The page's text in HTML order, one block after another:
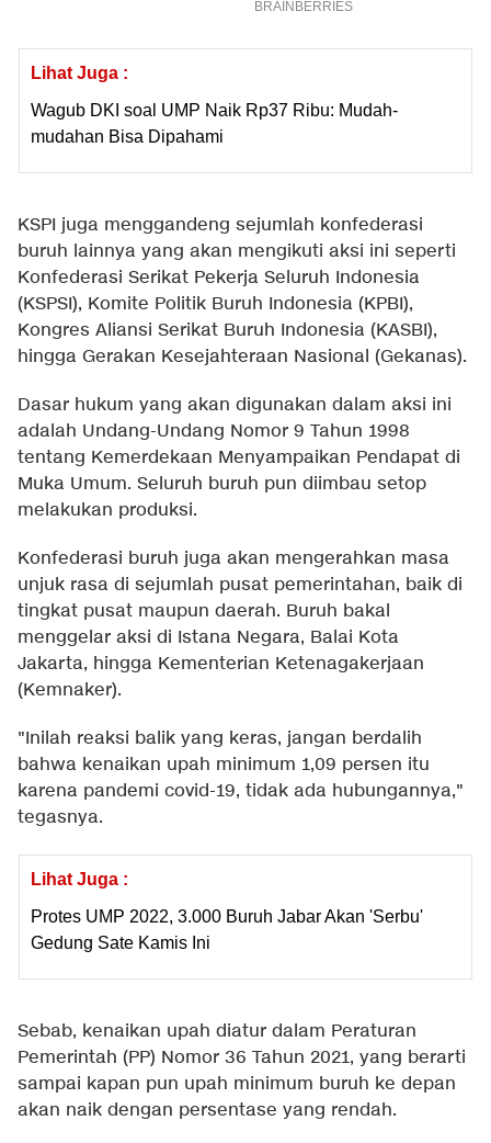
Lihat Juga :
Wagub DKI soal UMP Naik Rp37 Ribu: Mudah-
mudahan Bisa Dipahami
KSPI juga menggandeng sejumlah konfederasi
buruh lainnya yang akan mengikuti aksi ini seperti
Konfederasi Serikat Pekerja Seluruh Indonesia
(KSPSI), Komite Politik Buruh Indonesia (KPBI),
Kongres Aliansi Serikat Buruh Indonesia (KASBI),
hingga Gerakan Kesejahteraan Nasional (Gekanas).
Dasar hukum yang akan digunakan dalam aksi ini
adalah Undang-Undang Nomor 9 Tahun 1998
tentang Kemerdekaan Menyampaikan Pendapat di
Muka Umum. Seluruh buruh pun diimbau setop
melakukan produksi.
Konfederasi buruh juga akan mengerahkan masa
unjuk rasa di sejumlah pusat pemerintahan, baik di
tingkat pusat maupun daerah. Buruh bakal
menggelar aksi di Istana Negara, Balai Kota
Jakarta, hingga Kementerian Ketenagakerjaan
(Kemnaker).
"Inilah reaksi balik yang keras, jangan berdalih
bahwa kenaikan upah minimum 1,09 persen itu
karena pandemi covid-19, tidak ada hubungannya,"
tegasnya.
Lihat Juga :
Protes UMP 2022, 3.000 Buruh Jabar Akan 'Serbu'
Gedung Sate Kamis Ini
Sebab, kenaikan upah diatur dalam Peraturan
Pemerintah (PP) Nomor 36 Tahun 2021, yang berarti
sampai kapan pun upah minimum buruh ke depan
akan naik dengan persentase yang rendah.